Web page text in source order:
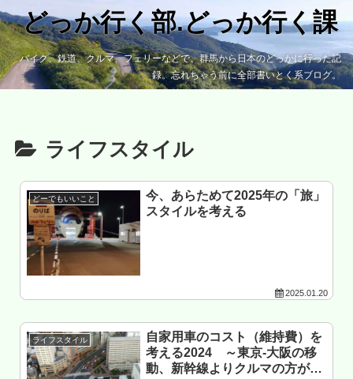
どっか行く部.どっか行く課
バイク、鉄道、クルマ、フェリーなどで、群馬から日本のどっかに行った記
録。忘れちゃう前に全部書いとく系ブログ。
ライフスタイル
どーでもいいこと
今、あらためて2025年の「旅」
スタイルを考える
2025.01.20
ライフスタイル
自家用車のコスト（維持費）を
考える2024 ～東京-大阪の移
動、新幹線よりクルマの方が安